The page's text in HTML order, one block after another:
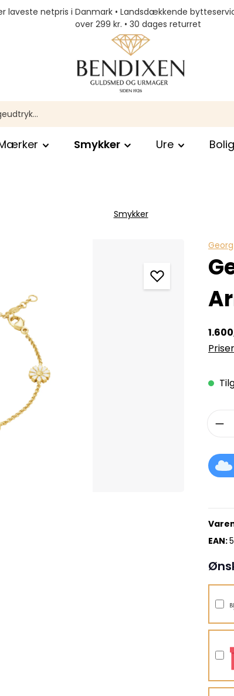
laveste netpris i Danmark • Landsdækkende
over 299 kr. • 30 dages returret
Smykker Ure Bolig
Smykker
EAN: